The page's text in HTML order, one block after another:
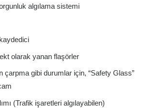
algılama sistemi
olarak yanan flaşörler
çarpma gibi durumlar için, “Safety Glass”
(Trafik işaretleri algılayabilen)